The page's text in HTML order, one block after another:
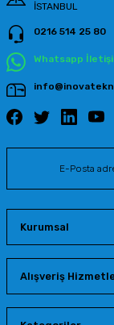
İSTANBUL
0216 514 25 80
Whatsapp
Kurumsal
Alışveriş